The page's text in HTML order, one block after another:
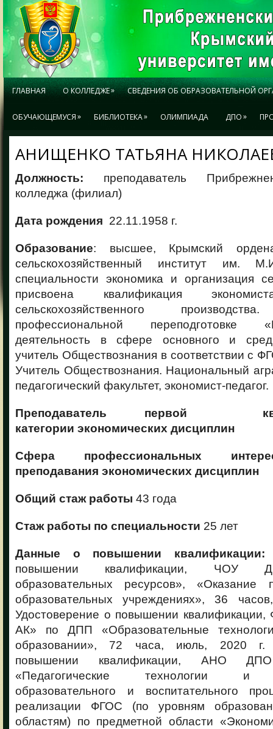
ГЛАВНАЯ О КОЛЛЕДЖЕ» СВЕДЕНИЯ ОБ ОБРАЗОВАТЕЛЬНОЙ
ОБУЧАЮЩЕМУСЯ» БИБЛИОТЕКА» ОЛИМПИАДА ДПО»
АНИЩЕНКО ТАТЬЯНА
Должность: преподаватель
колледжа (филиал)
Дата рождения 22.11.1958 г.
Образование: высшее, Крымский
сельскохозяйственный институт им.
специальности экономика и организация
присвоена квалификация
сельскохозяйственного
профессиональной переподготовке
деятельность в сфере основного и
учитель Обществознания в соответствии с
Учитель Обществознания. Национальный
педагогический факультет, экономист-педагог.
Преподаватель первой
категории экономических дисциплин
Сфера профессиональных
преподавания экономических дисциплин
Общий стаж работы 43 года
Стаж работы по специальности 25 лет
Данные о повышении
повышении квалификации, ЧОУ
образовательных ресурсов»,
образовательных учреждениях», 36
Удостоверение о повышении
АК» по ДПП «Образовательные
образовании», 72 часа, июль, 2020 г.
повышении квалификации, АНО
«Педагогические технологии и
образовательного и воспитательного
реализации ФГОС (по уровням
областям) по предметной области